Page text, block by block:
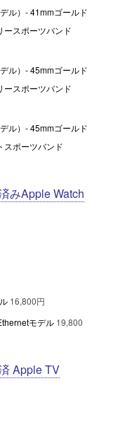
ル）- 41mmゴールド
ースポーツバンド
ル）- 45mmゴールド
ースポーツバンド
ル）- 45mmゴールド
スポーツバンド
みApple Watch
16,800円
モデル 19,800
Apple TV